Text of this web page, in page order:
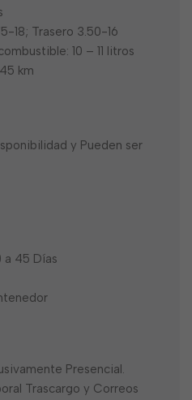
18; Trasero 3.50-16
10 – 11 litros
km
y Pueden ser
a 45 Días
Presencial.
Trascargo y Correos